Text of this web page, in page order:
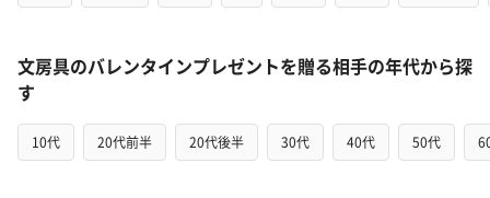
文房具のバレンタインプレゼントを贈る相手の年代から探
す
10代 20代前半 20代後半 30代 40代 50代